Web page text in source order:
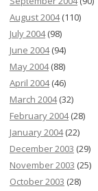
August 2004(110)
July 2004(98)
June 2004(94)
May 2004(88)
April 2004(46)
March 2004(32)
February 2004(28)
January 2004(22)
December 2003 (29)
November 2003 (25)
October 2003 (28)